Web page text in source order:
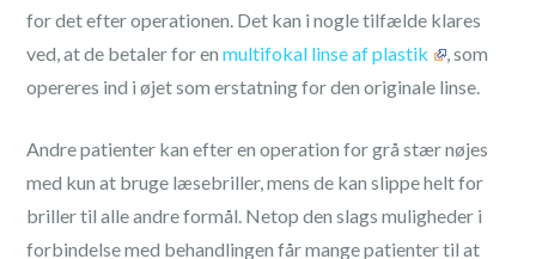
for det efter operationen. Det kan i nogle tilfælde klares
ved, at de betaler for enmultifokal linse af plastik
, som
opereres ind i øjet som erstatning for den originale linse.
Andre patienter kan efter en operation for grå stær nøjes
med kun at bruge læsebriller, mens de kan slippe helt for
briller til alle andre formål. Netop den slags muligheder i
forbindelse med behandlingen får mange patienter til at